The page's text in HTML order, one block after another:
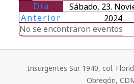
Día
Anterior
Sábado, 23.
2024
No se encontraron eventos
Insurgentes Sur 1940, col.
Obregón,